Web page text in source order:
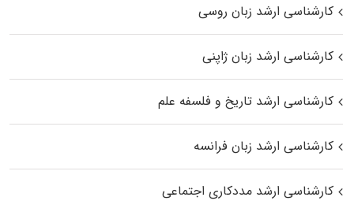
کارشناسی ارشد زبان روسی
کارشناسی ارشد زبان ژاپنی
کارشناسی ارشد تاریخ و فلسفه علم
کارشناسی ارشد زبان فرانسه
کارشناسی ارشد مددکاری اجتماعی